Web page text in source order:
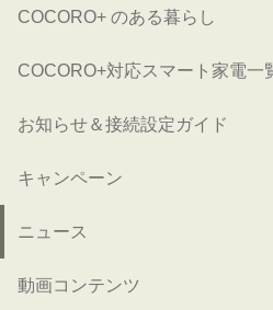
COCORO+ のある暮らし
COCORO+対応スマート家電一
お知らせ＆接続設定ガイド
キャンペーン
ニュース
動画コンテンツ